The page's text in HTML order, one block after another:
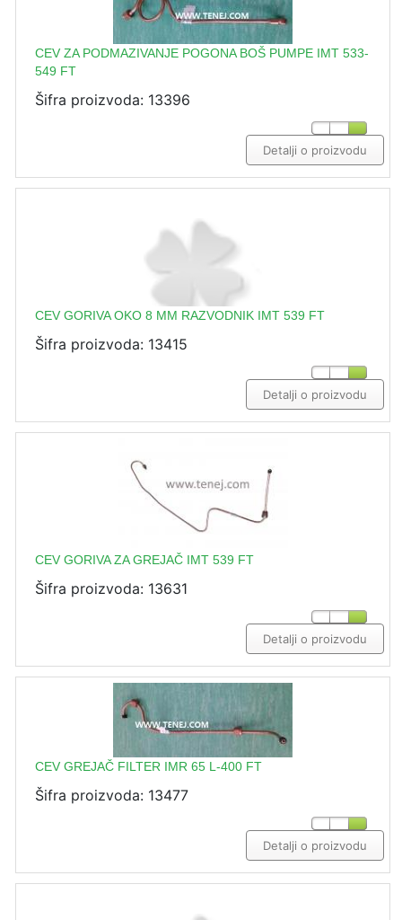
CEV ZA PODMAZIVANJE POGONA BOŠ PUMPE IMT 533-
549 FT
Šifra proizvoda: 13396
Detalji o proizvodu
CEV GORIVA OKO 8 MM RAZVODNIK IMT 539 FT
Šifra proizvoda: 13415
Detalji o proizvodu
CEV GORIVA ZA GREJAČ IMT 539 FT
Šifra proizvoda: 13631
Detalji o proizvodu
CEV GREJAČ FILTER IMR 65 L-400 FT
Šifra proizvoda: 13477
Detalji o proizvodu